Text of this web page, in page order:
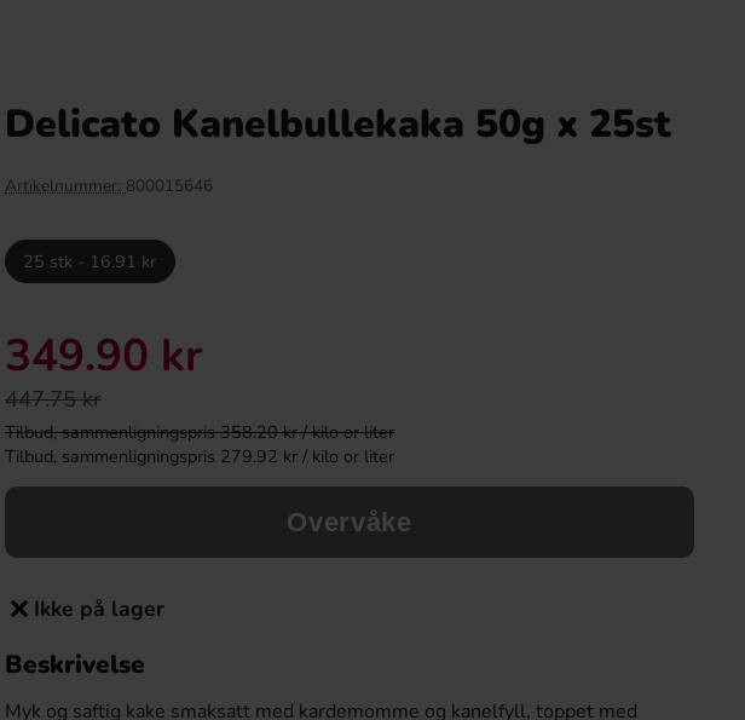
Kinder Schoko-Bons White 200g
300g
Delicato Kanelbullekaka 50g x 25st
Artikelnummer: 800015646
25 stk - 16.91 kr
349.90 kr
447.75 kr
Tilbud, sammenligningspris 358.20 kr / kilo or liter
Tilbud, sammenligningspris 279.92 kr / kilo or liter
Overvåke
Ikke på lager
Beskrivelse
Myk og saftig kake smaksatt med kardemomme og kanelfyll, toppet med